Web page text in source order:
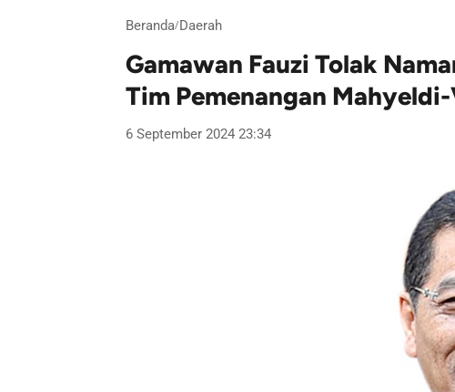
Beranda/Daerah
Gamawan Fauzi Tolak
Tim Pemenangan
6 September 2024 23:34